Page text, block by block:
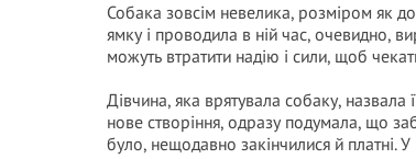
Собака зовсім невелика, розміром як
ямку і проводила в ній час, очевидно,
можуть втратити надію і сили, щоб
Дівчина, яка врятувала собаку,
нове створіння, одразу подумала, що
було, нещодавно закінчилися й платні.